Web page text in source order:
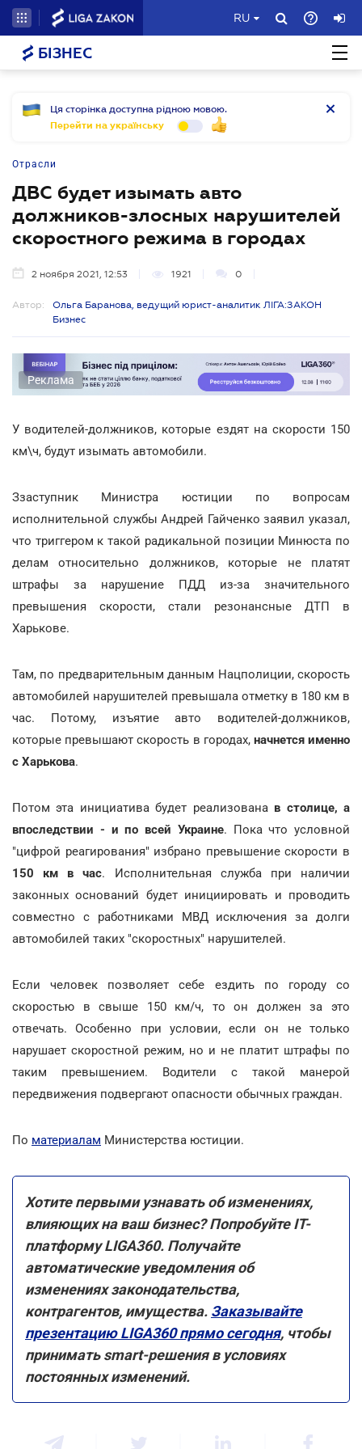
RU
БІЗНЕС
Ця сторінка доступна рідною мовою.
Перейти на українську
Отрасли
ДВС будет изымать авто
должников-злосных нарушителей
скоростного режима в городах
2 ноября 2021, 12:53 1921 0
Автор:
Ольга Баранова, ведущий юрист-аналитик ЛІГА:ЗАКОН
Бизнес
Реклама
У водителей-должников, которые ездят на скорости 150
км\ч, будут изымать автомобили.
Ззаступник Министра юстиции по вопросам
исполнительной службы Андрей Гайченко заявил указал,
что триггером к такой радикальной позиции Минюста по
делам относительно должников, которые не платят
штрафы за нарушение ПДД из-за значительного
превышения скорости, стали резонансные ДТП в
Харькове.
Там, по предварительным данным Нацполиции, скорость
автомобилей нарушителей превышала отметку в 180 км в
час. Потому, изъятие авто водителей-должников,
которые превышают скорость в городах, начнется именно
с Харькова.
Потом эта инициатива будет реализована в столице, а
впоследствии - и по всей Украине. Пока что условной
"цифрой реагирования" избрано превышение скорости в
150 км в час. Исполнительная служба при наличии
законных оснований будет инициировать и проводить
совместно с работниками МВД исключения за долги
автомобилей таких "скоростных" нарушителей.
Если человек позволяет себе ездить по городу со
скоростью в свыше 150 км/ч, то он должен за это
отвечать. Особенно при условии, если он не только
нарушает скоростной режим, но и не платит штрафы по
таким превышением. Водители с такой манерой
передвижения подвергают опасности обычных граждан.
По материалам Министерства юстиции.
Хотите первыми узнавать об изменениях,
влияющих на ваш бизнес? Попробуйте IT-
платформу LIGA360. Получайте
автоматические уведомления об
изменениях законодательства,
контрагентов, имущества. Заказывайте
презентацию LIGA360 прямо сегодня, чтобы
принимать smart-решения в условиях
постоянных изменений.